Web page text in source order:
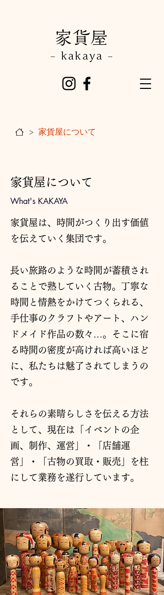
- kakaya -
​家貨屋
> 家貨屋について
​家貨屋について
What's KAKAYA
家貨屋は、時間がつくり出す価値
を伝えていく集団です。
長い旅路のような時間が蓄積され
ることで熟していく古物。丁寧な
時間と情熱をかけてつくられる、
手仕事のクラフトやアート、ハン
ドメイド作品の数々…。そこに宿
る時間の密度が高ければ高いほど
に、私たちは魅了されてしまうの
です。
それらの素晴らしさを伝える方法
として、現在は「イベントの企
画、制作、運営」・「店舗運
営」・「古物の買取・販売」を柱
にして業務を遂行しています。